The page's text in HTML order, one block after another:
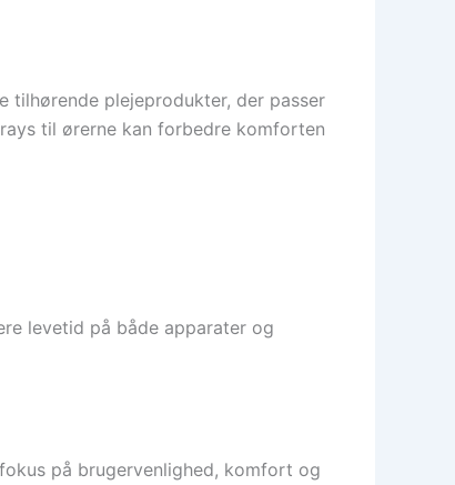
plejeprodukter, der passer
til ørerne kan forbedre komforten
levetid på både apparater og
på brugervenlighed, komfort og